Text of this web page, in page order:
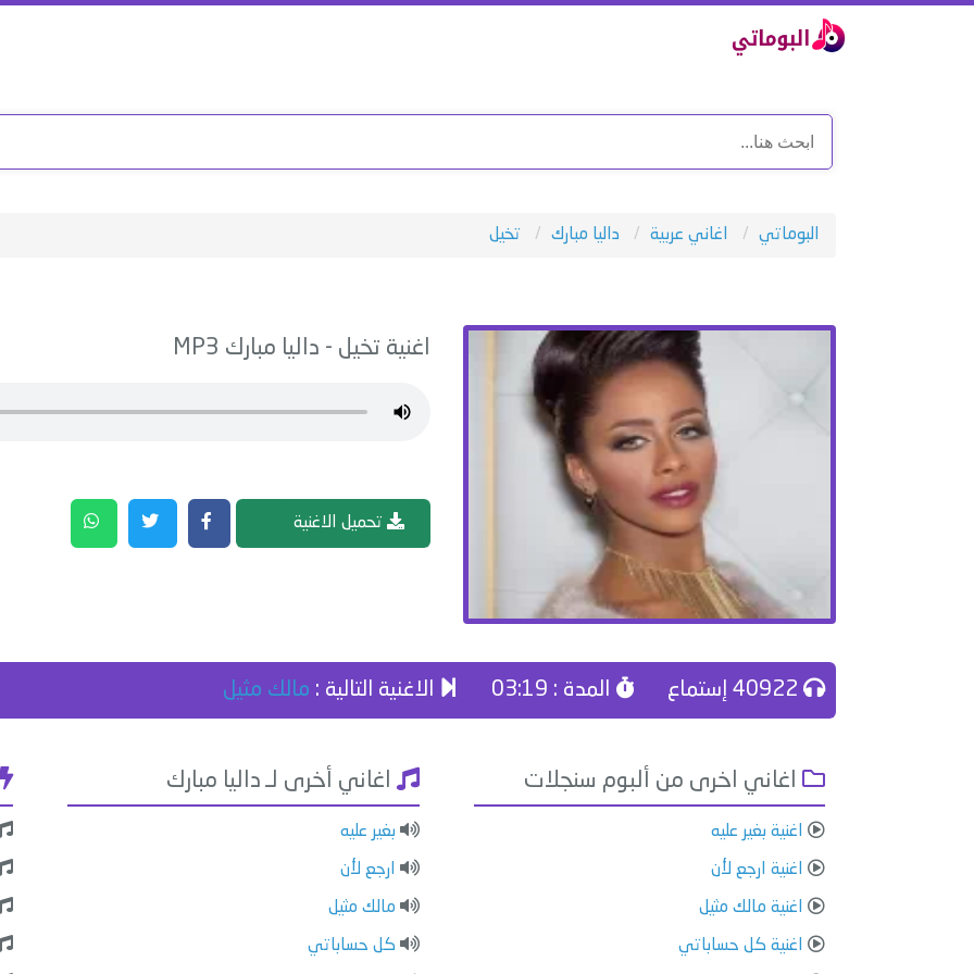
البوماتي اغاني عربية داليا مبارك تخيل
اغنية تخيل - داليا مبارك
تحميل الاغنية
المدة : 03:19 الاغنية التالية : مالك مثيل
اغاني اخرى من ألبوم سنجلات
اغنية بغير عليه
اغنية ارجع لأن
اغنية مالك مثيل
اغنية كل حساباتي
اغاني أخرى لـ داليا مبارك
بغير عليه
ارجع لأن
مالك مثيل
كل حساباتي